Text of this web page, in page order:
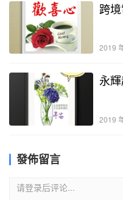
跨
2019
永
2019
發佈留言
请登录后评论...